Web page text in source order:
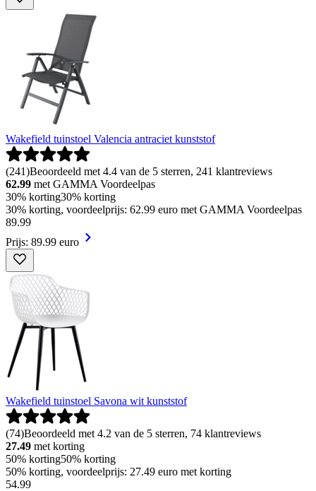
Wakefield tuinstoel Valencia antraciet kunststof
(241)Beoordeeld met 4.4 van de 5 sterren, 241 klantreviews
62.99 met GAMMA Voordeelpas
30% korting30% korting
30% korting, voordeelprijs: 62.99 euro met GAMMA Voordeelpas
89.99
Prijs: 89.99 euro
Wakefield tuinstoel Savona wit kunststof
(74)Beoordeeld met 4.2 van de 5 sterren, 74 klantreviews
27.49 met korting
50% korting50% korting
50% korting, voordeelprijs: 27.49 euro met korting
54.99